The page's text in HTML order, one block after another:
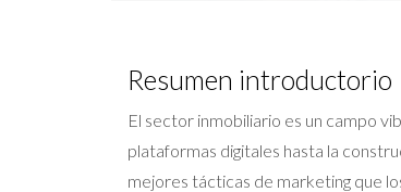
Resumen introductorio
El sector inmobiliario es un campo
plataformas digitales hasta la
mejores tácticas de marketing que